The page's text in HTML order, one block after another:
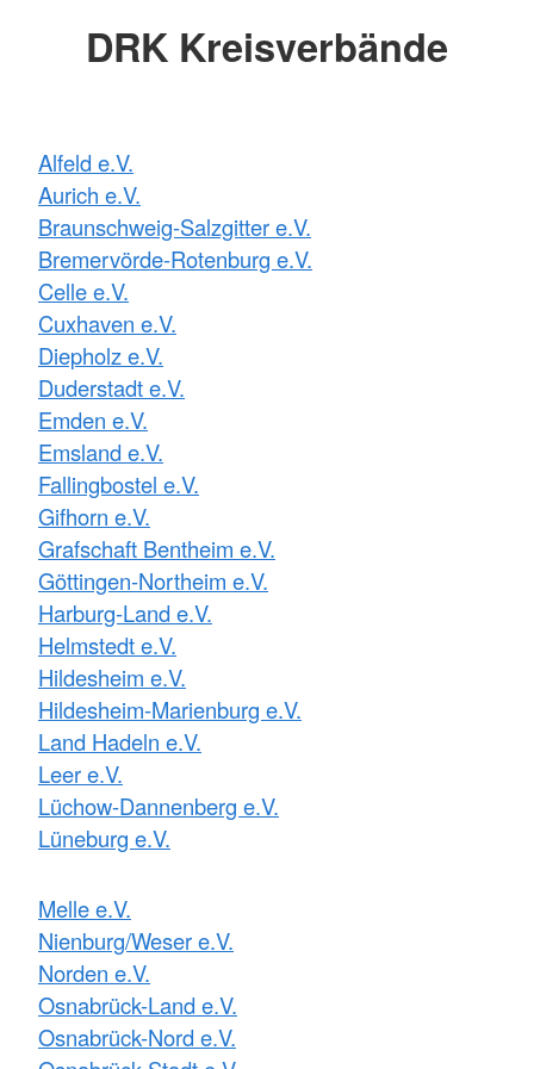
DRK Kreisverbände
Alfeld e.V.
Aurich e.V.
Braunschweig-Salzgitter e.V.
Bremervörde-Rotenburg e.V.
Celle e.V.
Cuxhaven e.V.
Diepholz e.V.
Duderstadt e.V.
Emden e.V.
Emsland e.V.
Fallingbostel e.V.
Gifhorn e.V.
Grafschaft Bentheim e.V.
Göttingen-Northeim e.V.
Harburg-Land e.V.
Helmstedt e.V.
Hildesheim e.V.
Hildesheim-Marienburg e.V.
Land Hadeln e.V.
Leer e.V.
Lüchow-Dannenberg e.V.
Lüneburg e.V.
Melle e.V.
Nienburg/Weser e.V.
Norden e.V.
Osnabrück-Land e.V.
Osnabrück-Nord e.V.